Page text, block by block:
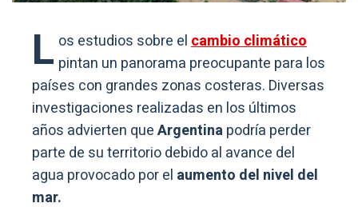
L os estudios sobre elcambio climático
pintan un panorama preocupante para los
países con grandes zonas costeras. Diversas
investigaciones realizadas en los últimos
años advierten queArgentinapodría perder
parte de su territorio debido al avance del
agua provocado por el aumento del nivel del
mar.